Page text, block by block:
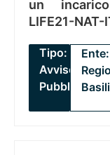
un
LIFE21-NAT-
Tipo:
Avviso
Pubblico
Ente: